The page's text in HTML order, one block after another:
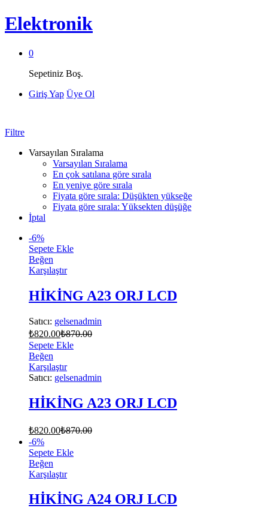
Elektronik
0
Sepetiniz Boş.
Giriş Yap Üye Ol
Filtre
Varsayılan Sıralama
Varsayılan Sıralama
En çok satılana göre sırala
En yeniye göre sırala
Fiyata göre sırala: Düşükten yükseğe
Fiyata göre sırala: Yüksekten düşüğe
İptal
-6%
Sepete Ekle
Beğen
Karşılaştır
HİKİNG A23 ORJ LCD
Satıcı: gelsenadmin
₺820.00₺870.00
Sepete Ekle
Beğen
Karşılaştır
Satıcı: gelsenadmin
HİKİNG A23 ORJ LCD
₺820.00₺870.00
-6%
Sepete Ekle
Beğen
Karşılaştır
HİKİNG A24 ORJ LCD